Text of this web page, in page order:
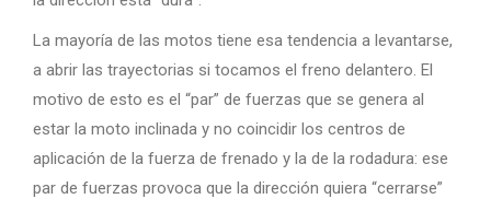
La mayoría de las motos tiene esa tendencia a levantarse,
a abrir las trayectorias si tocamos el freno delantero. El
motivo de esto es el “par” de fuerzas que se genera al
estar la moto inclinada y no coincidir los centros de
aplicación de la fuerza de frenado y la de la rodadura: ese
par de fuerzas provoca que la dirección quiera “cerrarse”